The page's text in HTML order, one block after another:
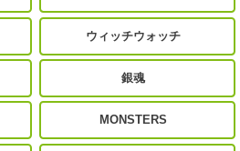
ウィッチウォッチ
銀魂
MONSTERS